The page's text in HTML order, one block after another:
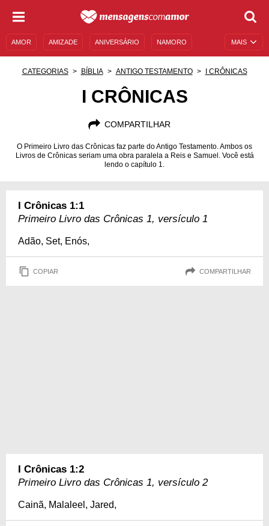
MAIS
AMOR AMIZADE ANIVERSÁRIO NAMORO
AUTOAJUDA
CATEGORIAS BÍBLIA ANTIGO TESTAMENTO I CRÔNICAS
I CRÔNICAS
COMPARTILHAR
O Primeiro Livro das Crônicas faz parte do Antigo Testamento. Ambos os
Livros de Crônicas seriam uma obra paralela a Reis e Samuel. Você está
lendo o capítulo 1.
I Crônicas 1:1
Primeiro Livro das Crônicas 1, versículo 1
Adão, Set, Enós,
COPIAR COMPARTILHAR
I Crônicas 1:2
Primeiro Livro das Crônicas 1, versículo 2
Cainã, Malaleel, Jared,